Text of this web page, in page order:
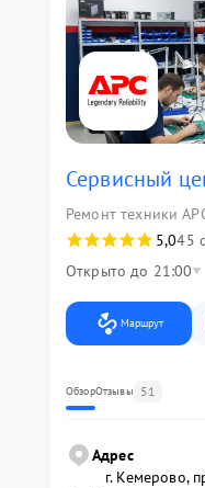
Сервисный
Ремонт техники
5,045
Открыто до 21:00
Маршрут
ОбзорОтзывы 51
Адрес
г. Кемерово,